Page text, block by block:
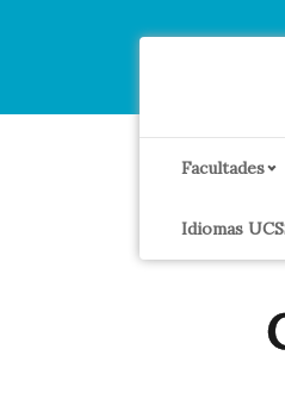
Facultades
Idiomas